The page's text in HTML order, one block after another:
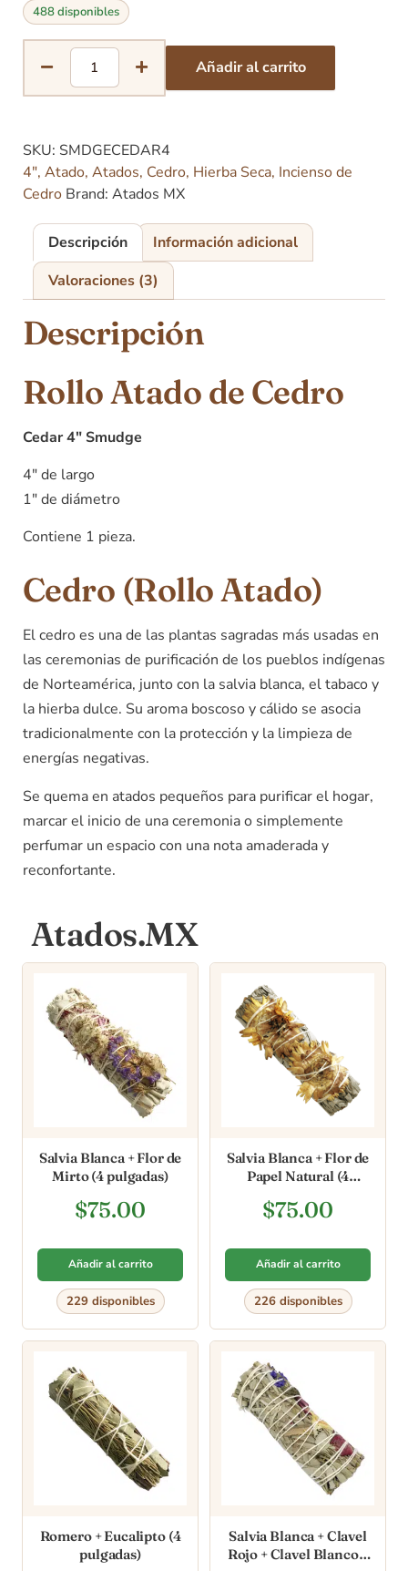
488 disponibles
Añadir al carrito
SKU: SMDGECEDAR4
4", Atado, Atados, Cedro, Hierba Seca, Incienso de
Cedro Brand: Atados MX
Descripción
Información adicional
Valoraciones (3)
Descripción
Rollo Atado de Cedro
Cedar 4″ Smudge
4″ de largo
1″ de diámetro
Contiene 1 pieza.
Cedro (Rollo Atado)
El cedro es una de las plantas sagradas más usadas en
las ceremonias de purificación de los pueblos indígenas
de Norteamérica, junto con la salvia blanca, el tabaco y
la hierba dulce. Su aroma boscoso y cálido se asocia
tradicionalmente con la protección y la limpieza de
energías negativas.
Se quema en atados pequeños para purificar el hogar,
marcar el inicio de una ceremonia o simplemente
perfumar un espacio con una nota amaderada y
reconfortante.
Atados.MX
Salvia Blanca + Flor de
Mirto (4 pulgadas)
$75.00
Añadir al carrito
229 disponibles
Salvia Blanca + Flor de
Papel Natural (4
$75.00
Añadir al carrito
226 disponibles
Romero + Eucalipto (4
pulgadas)
Salvia Blanca + Clavel
Rojo + Clavel Blanco +